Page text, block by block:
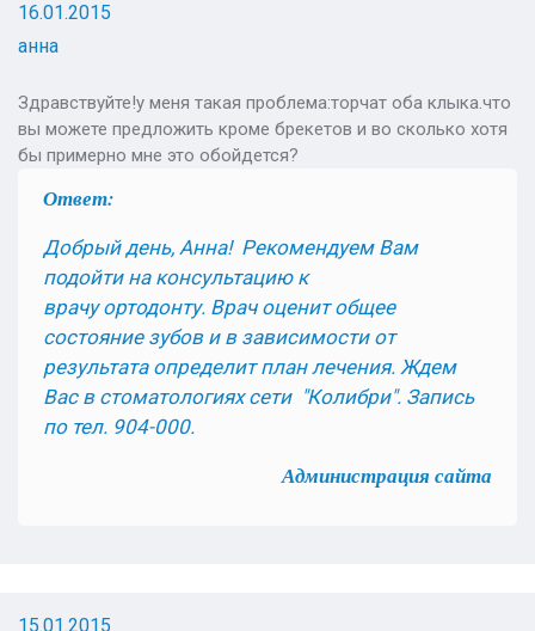
16.01.2015
анна
Здравствуйте!у меня такая проблема:торчат оба клыка.что
вы можете предложить кроме брекетов и во сколько хотя
бы примерно мне это обойдется?
Ответ:
Добрый день, Анна! Рекомендуем Вам
подойти на консультацию к
врачу ортодонту. Врач оценит общее
состояние зубов и в зависимости от
результата определит план лечения. Ждем
Вас в стоматологиях сети "Колибри". Запись
по тел. 904-000.
Администрация сайта
15.01.2015